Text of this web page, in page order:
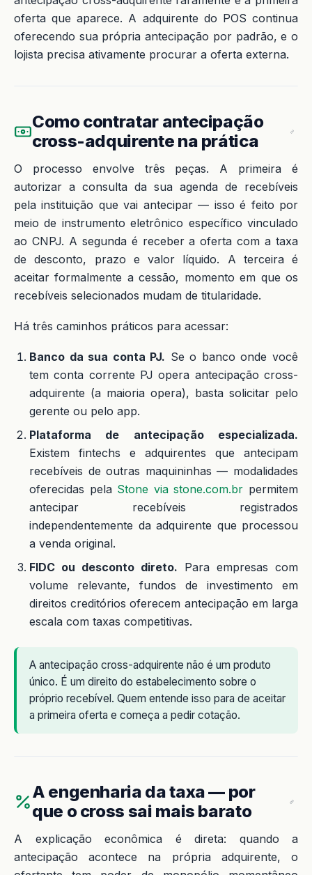
oferta que aparece. A adquirente do POS continua
oferecendo sua própria antecipação por padrão, e o
lojista precisa ativamente procurar a oferta externa.
Como contratar antecipação
cross-adquirente na prática
O processo envolve três peças. A primeira é
autorizar a consulta da sua agenda de recebíveis
pela instituição que vai antecipar — isso é feito por
meio de instrumento eletrônico específico vinculado
ao CNPJ. A segunda é receber a oferta com a taxa
de desconto, prazo e valor líquido. A terceira é
aceitar formalmente a cessão, momento em que os
recebíveis selecionados mudam de titularidade.
Há três caminhos práticos para acessar:
Banco da sua conta PJ. Se o banco onde você
tem conta corrente PJ opera antecipação cross-
adquirente (a maioria opera), basta solicitar pelo
gerente ou pelo app.
Plataforma de antecipação especializada.
Existem fintechs e adquirentes que antecipam
recebíveis de outras maquininhas — modalidades
oferecidas pela Stone via stone.com.br permitem
antecipar recebíveis registrados
independentemente da adquirente que processou
a venda original.
FIDC ou desconto direto. Para empresas com
volume relevante, fundos de investimento em
direitos creditórios oferecem antecipação em larga
escala com taxas competitivas.
A antecipação cross-adquirente não é um produto
único. É um direito do estabelecimento sobre o
próprio recebível. Quem entende isso para de aceitar
a primeira oferta e começa a pedir cotação.
A engenharia da taxa — por
que o cross sai mais barato
A explicação econômica é direta: quando a
antecipação acontece na própria adquirente, o